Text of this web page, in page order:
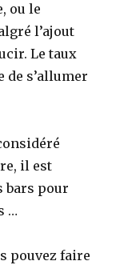
ou le
l’ajout
Le taux
de s’allumer
il est
bars pour
…
pouvez faire